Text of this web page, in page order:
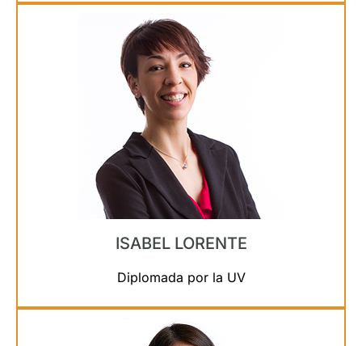
ISABEL LORENTE
Diplomada por la UV